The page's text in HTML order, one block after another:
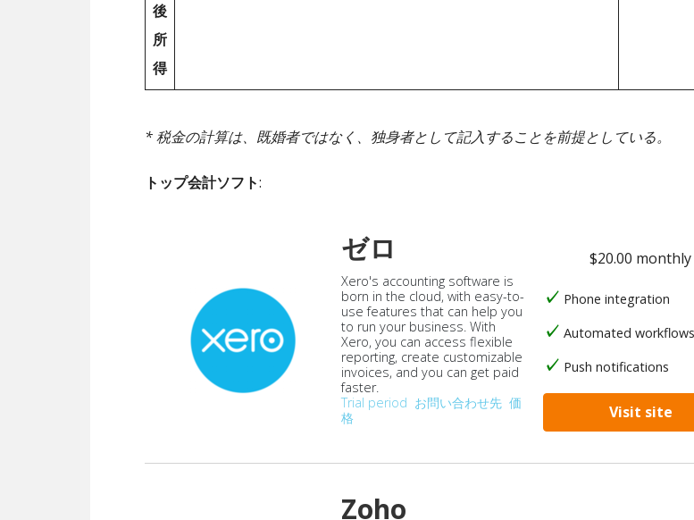
後
所
得
* 税金の計算は、既婚者ではなく、独身者として記入することを前提としている。
トップ会計ソフト:
ゼロ
Xero's accounting software is
born in the cloud, with easy-to-
use features that can help you
to run your business. With
Xero, you can access flexible
reporting, create customizable
invoices, and you can get paid
faster.
Trial period お問い合わせ先 価
格
$20.00 monthly
Phone integration
Automated workflows
Push notifications
Visit site
Zoho